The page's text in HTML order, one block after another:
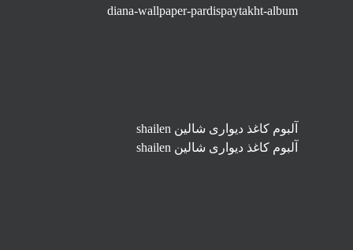
diana-wallpaper-pardispaytakht-album
آلبوم کاغذ دیواری شالین shailen
آلبوم کاغذ دیواری شالین shailen